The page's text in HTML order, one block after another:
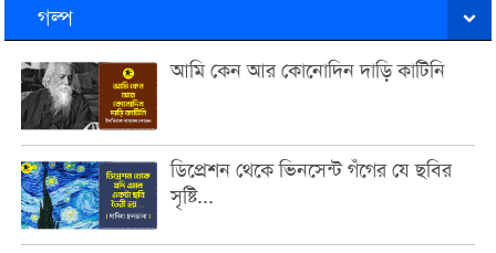
গল্প
আমি কেন আর কোনোদিন দাড়ি কাটিনি
ডিপ্রেশন থেকে ভিনসেন্ট গঁগের যে ছবির
সৃষ্টি...